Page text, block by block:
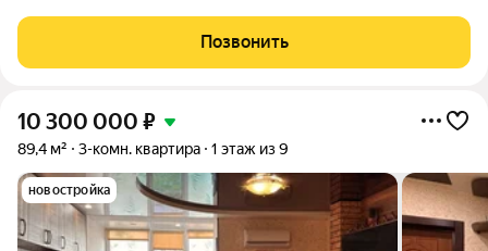
комнаты, большой зал и просторная кухня с выходом на
панорамный балкон.
Позвонить
10 300 000 ₽
89,4 м² 3-комн. квартира 1 этаж из 9
новостройка